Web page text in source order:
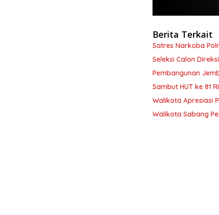
Berita Terkait
Satres Narkoba
Seleksi Calon
Pembangunan
Sambut HUT ke 81
Walikota Apresiasi
Walikota Sabang